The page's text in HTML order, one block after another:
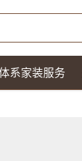
系家装服务